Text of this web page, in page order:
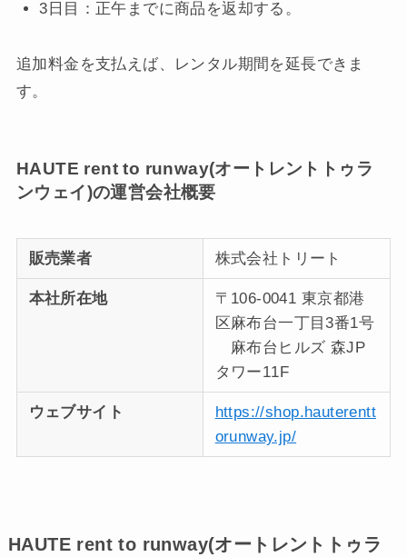
3日目：正午までに商品を返却する。
追加料金を支払えば、レンタル期間を延長できま
す。
HAUTE rent to runway(オートレントトゥラ
ンウェイ)の運営会社概要
販売業者 株式会社トリート
本社所在地
〒106-0041 東京都港
区麻布台一丁目3番1号
麻布台ヒルズ 森JP
タワー11F
ウェブサイト
https://shop.hauterentt
orunway.jp/
HAUTE rent to runway(オートレントトゥラ